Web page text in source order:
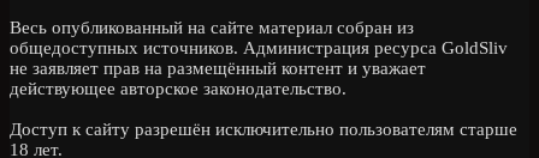
Весь опубликованный на сайте материал собран из
общедоступных источников. Администрация ресурса GoldSliv
не заявляет прав на размещённый контент и уважает
действующее авторское законодательство.
Доступ к сайту разрешён исключительно пользователям старше
18 лет.